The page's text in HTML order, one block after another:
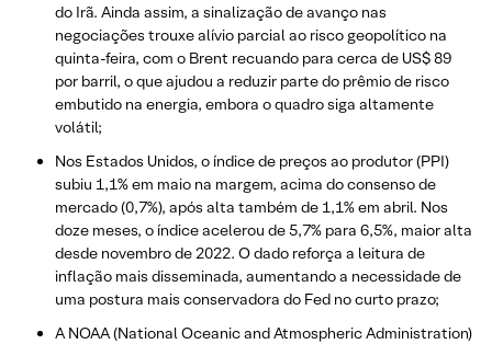
do Irã. Ainda assim, a sinalização de avanço nas
negociações trouxe alívio parcial ao risco geopolítico na
quinta-feira, com o Brent recuando para cerca de US$ 89
por barril, o que ajudou a reduzir parte do prêmio de risco
embutido na energia, embora o quadro siga altamente
volátil;
Nos Estados Unidos, o índice de preços ao produtor (PPI)
subiu 1,1% em maio na margem, acima do consenso de
mercado (0,7%), após alta também de 1,1% em abril. Nos
doze meses, o índice acelerou de 5,7% para 6,5%, maior alta
desde novembro de 2022. O dado reforça a leitura de
inflação mais disseminada, aumentando a necessidade de
uma postura mais conservadora do Fed no curto prazo;
A NOAA (National Oceanic and Atmospheric Administration)